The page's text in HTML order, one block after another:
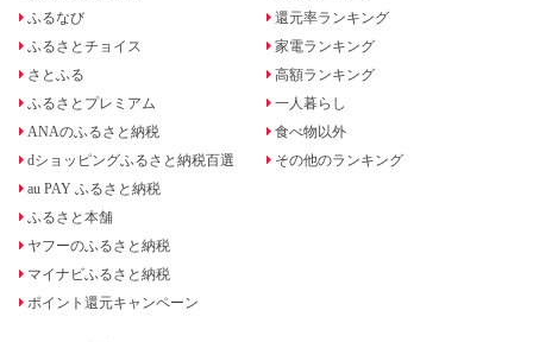
ふるなび
ふるさとチョイス
さとふる
ふるさとプレミアム
ANAのふるさと納税
dショッピングふるさと納税百選
au PAY ふるさと納税
ふるさと本舗
ヤフーのふるさと納税
マイナビふるさと納税
ポイント還元キャンペーン
還元率ランキング
家電ランキング
高額ランキング
一人暮らし
食べ物以外
その他のランキング